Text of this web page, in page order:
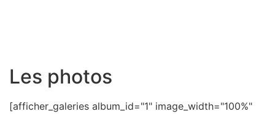
Les photos
[afficher_galeries album_id="1" image_width="100%"